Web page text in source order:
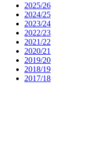
2025/26
2024/25
2023/24
2022/23
2021/22
2020/21
2019/20
2018/19
2017/18